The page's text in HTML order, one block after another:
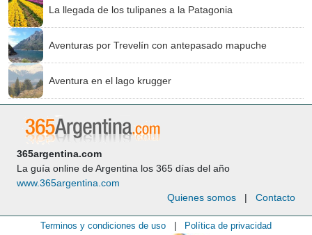
La llegada de los tulipanes a la Patagonia
Aventuras por Trevelín con antepasado mapuche
Aventura en el lago krugger
365argentina.com
La guía online de Argentina los 365 días del año
www.365argentina.com
Quienes somos | Contacto
Terminos y condiciones de uso
Política de privacidad